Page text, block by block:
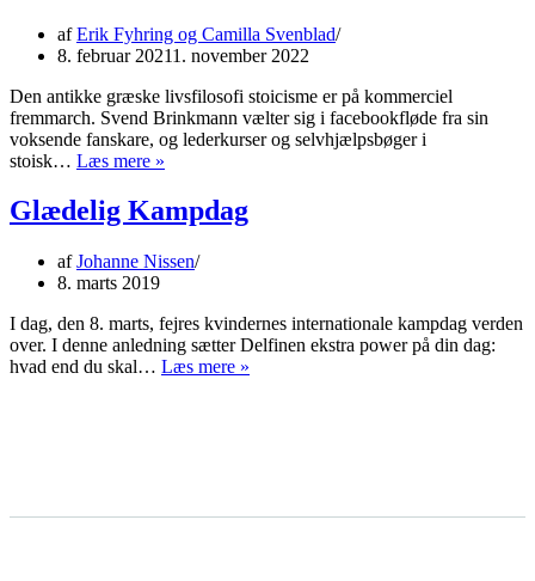
studielivet
zenfølelse?
afErik Fyhring og Camilla Svenblad
8. februar 20211. november 2022
Den antikke græske livsfilosofi stoicisme er på kommerciel
fremmarch. Svend Brinkmann vælter sig i facebookfløde fra sin
voksende fanskare, og lederkurser og selvhjælpsbøger i
stoisk… Læs mere »
prøvet:
En
uge
og
disciplin
Glædelig Kampdag
afJohanne Nissen
8. marts 2019
I dag, den 8. marts, fejres kvindernes internationale kampdag verden
over. I denne anledning sætter Delfinen ekstra power på din dag:
hvad end du skal… Læs mere »